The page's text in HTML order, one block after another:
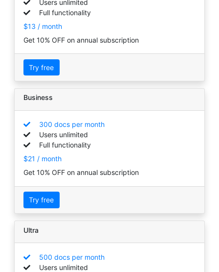
Users unlimited
Full functionality
$13 / month
Get 10% OFF on annual subscription
Try free
Business
300 docs per month
Users unlimited
Full functionality
$21 / month
Get 10% OFF on annual subscription
Try free
Ultra
500 docs per month
Users unlimited